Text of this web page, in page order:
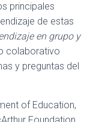
principales
de estas
en grupo y
colaborativo
y preguntas del
of Education,